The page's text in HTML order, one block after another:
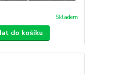
Skladem
do košíku